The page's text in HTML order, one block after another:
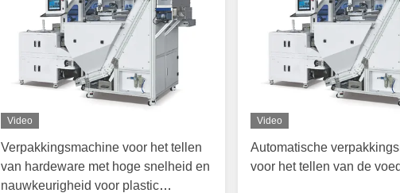
Video
Verpakkingsmachine voor het tellen
van hardeware met hoge snelheid en
nauwkeurigheid voor plastic
Video
Automatische
voor het tellen van de